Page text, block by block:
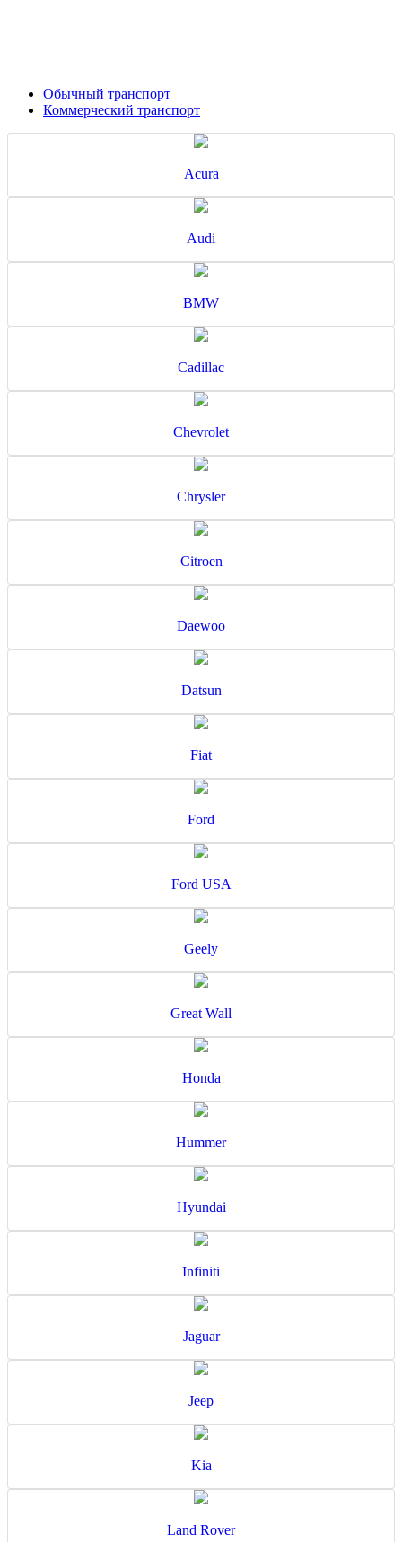
Обычный транспорт
Коммерческий транспорт
Acura
Audi
BMW
Cadillac
Chevrolet
Chrysler
Citroen
Daewoo
Datsun
Fiat
Ford
Ford USA
Geely
Great Wall
Honda
Hummer
Hyundai
Infiniti
Jaguar
Jeep
Kia
Land Rover